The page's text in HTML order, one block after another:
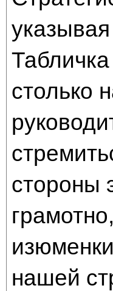
столько
стороны
нашей